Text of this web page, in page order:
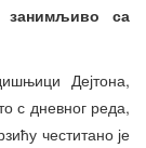
занимљиво са
Дејтона,
с дневног реда,
честитано је